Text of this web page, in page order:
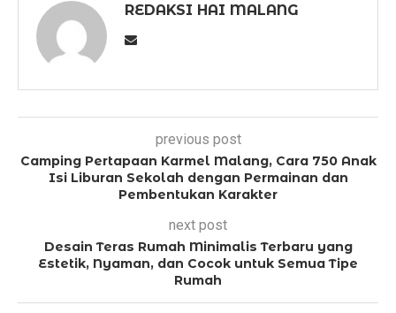
REDAKSI HAI MALANG
previous post
Camping Pertapaan Karmel Malang, Cara 750 Anak
Isi Liburan Sekolah dengan Permainan dan
Pembentukan Karakter
next post
Desain Teras Rumah Minimalis Terbaru yang
Estetik, Nyaman, dan Cocok untuk Semua Tipe
Rumah